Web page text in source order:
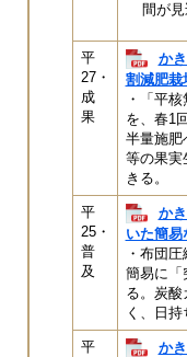
間が見
平
27・
成
果
か
割減肥栽
・「平
を、春1
半量施肥
等の果実
きる。
平
25・
普
及
か
いた簡易
・布団
簡易に「
る。炭酸
く、日持
平
か